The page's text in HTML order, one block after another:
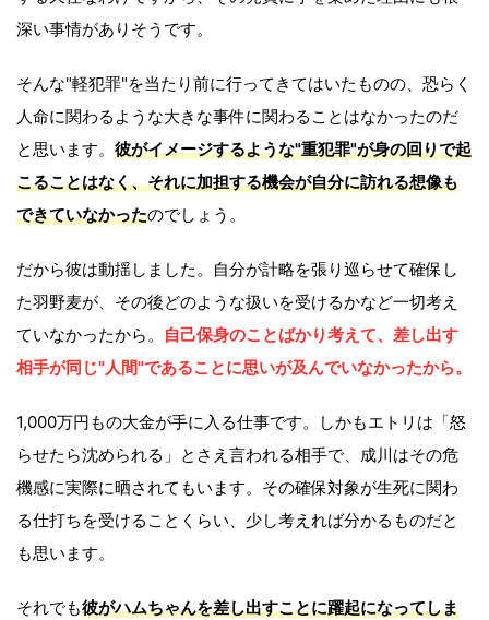
深い事情がありそうです。
そんな"軽犯罪"を当たり前に行ってきてはいたものの、恐らく
人命に関わるような大きな事件に関わることはなかったのだ
と思います。 彼がイメージするような"重犯罪"が身の回りで起
こることはなく、それに加担する機会が自分に訪れる想像も
できていなかったのでしょう。
だから彼は動揺しました。自分が計略を張り巡らせて確保し
た羽野麦が、その後どのような扱いを受けるかなど一切考え
ていなかったから。
自己保身のことばかり考えて、差し出す
相手が同じ"人間"であることに思いが及んでいなかったから。
1,000万円もの大金が手に入る仕事です。しかもエトリは「怒
らせたら沈められる」とさえ言われる相手で、成川はその危
機感に実際に晒されてもいます。その確保対象が生死に関わ
る仕打ちを受けることくらい、少し考えれば分かるものだと
も思います。
それでも彼がハムちゃんを差し出すことに躍起になってしま